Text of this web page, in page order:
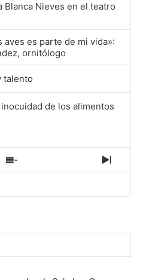
Blanca Nieves en el teatro
aves es parte de mi vida»:
ornitólogo
talento
de los alimentos
Show
Episodes
Next